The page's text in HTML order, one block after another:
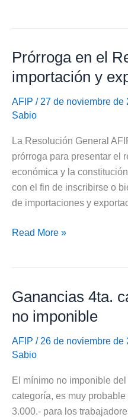
a
las
Ganancias
Prórroga en el
importación y
AFIP / 27 de noviembre de
Sabio
La Resolución General
prórroga para presentar el
económica y la
con el fin de inscribirse o
de importaciones y
Prórroga
de
importación
y
exportación
Read More »
Ganancias 4ta.
no imponible
AFIP / 26 de noviembre de
Sabio
El mínimo no imponible
categoría, es muy
3.000.- para los